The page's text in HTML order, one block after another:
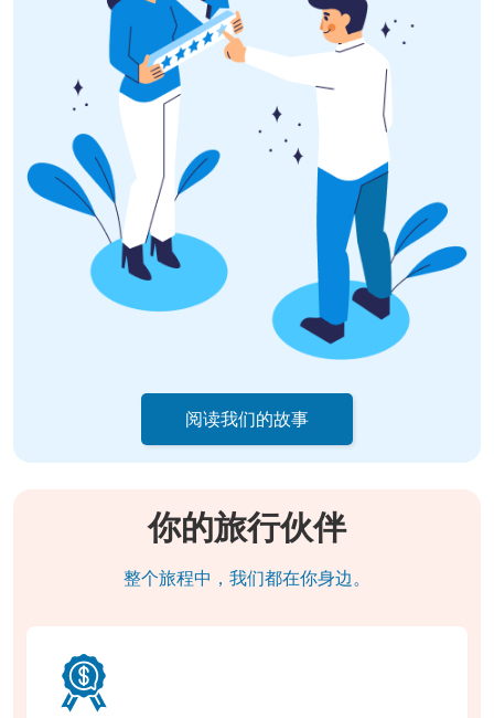
阅读我们的故事
你的旅行伙伴
整个旅程中，我们都在你身边。